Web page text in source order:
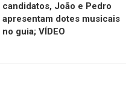
candidatos, João e Pedro
apresentam dotes musicais
no guia; VÍDEO